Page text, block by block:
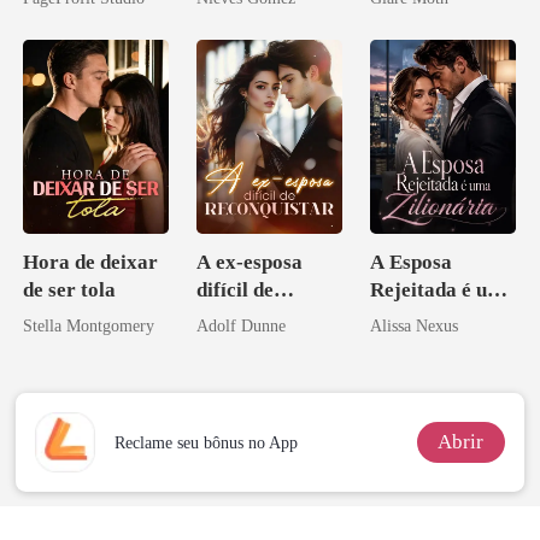
da Híbrida
Hora de deixar
de ser tola
Stella Montgomery
A ex-esposa
difícil de
reconquistar
Adolf Dunne
A Esposa
Rejeitada é uma
Zilionária
Alissa Nexus
Reclame seu bônus no App Abrir